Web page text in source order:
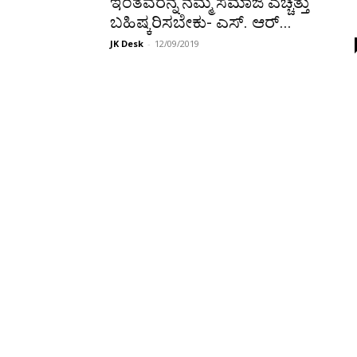
ಬಹಿಷ್ಕರಿಸಬೇಕು- ಎಸ್. ಆರ್...
JK Desk - 12/09/2019